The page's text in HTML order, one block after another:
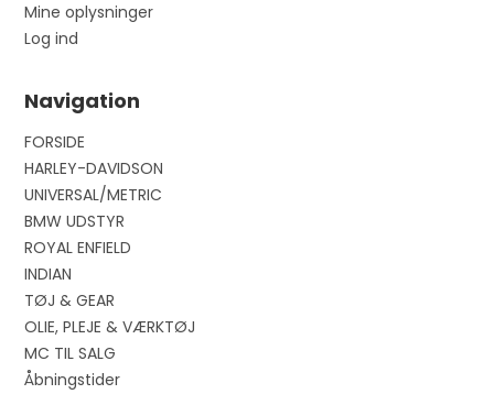
Mine oplysninger
Log ind
Navigation
FORSIDE
HARLEY-DAVIDSON
UNIVERSAL/METRIC
BMW UDSTYR
ROYAL ENFIELD
INDIAN
TØJ & GEAR
OLIE, PLEJE & VÆRKTØJ
MC TIL SALG
Åbningstider